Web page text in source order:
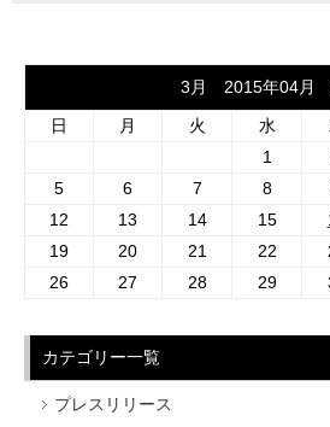
3月 2015年04月
日
月 火 水
1
5
6 7 8
12
13 14 15
19
20 21 22
26
27 28 29
カテゴリー一覧
プレスリリース